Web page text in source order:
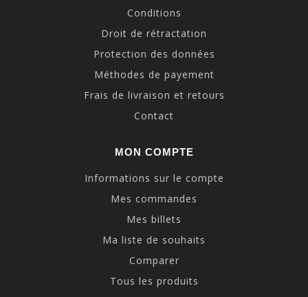
Conditions
Droit de rétractation
Protection des données
Méthodes de payement
Frais de livraison et retours
Contact
MON COMPTE
Informations sur le compte
Mes commandes
Mes billets
Ma liste de souhaits
Comparer
Tous les produits